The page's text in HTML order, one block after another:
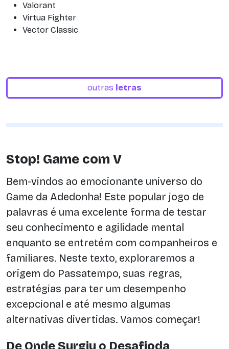
Valorant
Virtua Fighter
Vector Classic
outras letras
Stop! Game com V
Bem-vindos ao emocionante universo do
Game da Adedonha! Este popular jogo de
palavras é uma excelente forma de testar
seu conhecimento e agilidade mental
enquanto se entretém com companheiros e
familiares. Neste texto, exploraremos a
origem do Passatempo, suas regras,
estratégias para ter um desempenho
excepcional e até mesmo algumas
alternativas divertidas. Vamos começar!
De Onde Surgiu o Desafioda